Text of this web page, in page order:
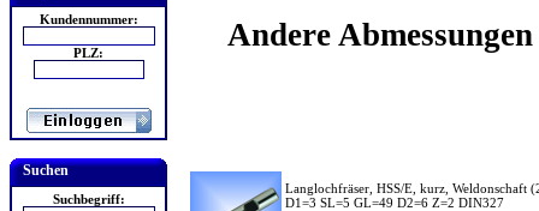
Kundennummer:
PLZ:
Suchen
Suchbegriff:
Andere
Langlochfräser, HSS/E, kurz, Weldonschaft
D1=3 SL=5 GL=49 D2=6 Z=2 DIN327